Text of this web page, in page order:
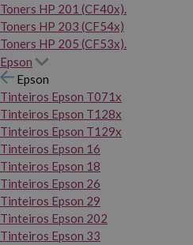
Toners HP 201 (CF40x).
Toners HP 203 (CF54x)
Toners HP 205 (CF53x).
Epson
Epson
Tinteiros Epson T071x
Tinteiros Epson T128x
Tinteiros Epson T129x
Tinteiros Epson 16
Tinteiros Epson 18
Tinteiros Epson 26
Tinteiros Epson 29
Tinteiros Epson 202
Tinteiros Epson 33